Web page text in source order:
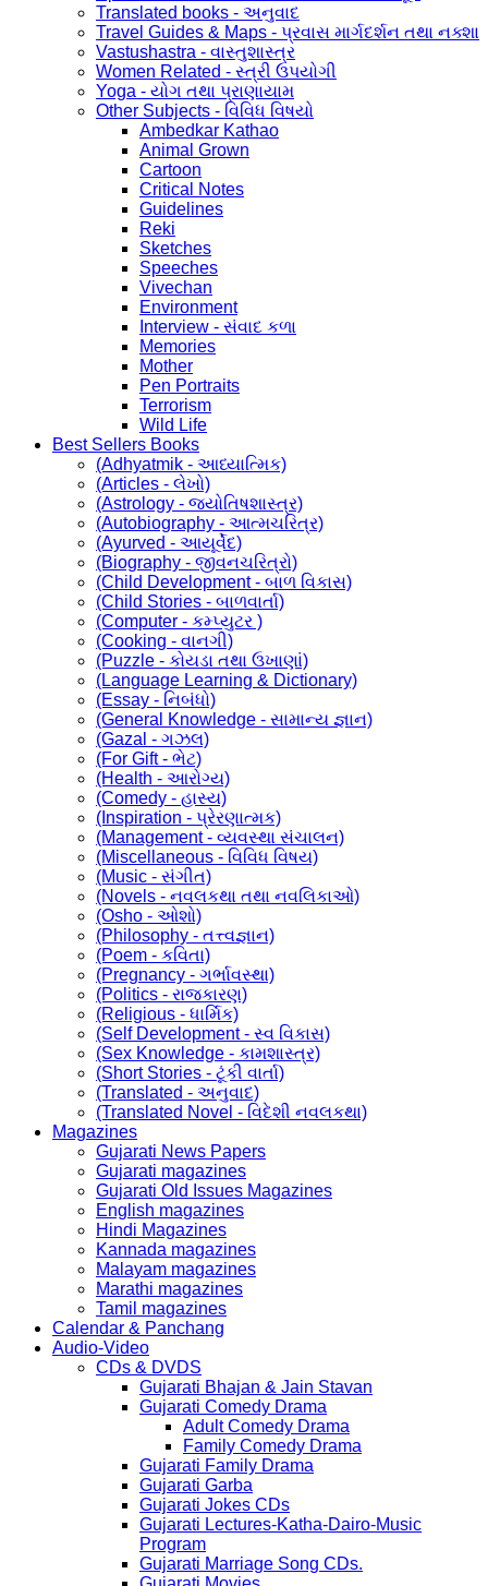
Translated books - અનુવાદ
Travel Guides & Maps - પ્રવાસ માર્ગદર્શન તથા નક્શા
Vastushastra - વાસ્તુશાસ્ત્ર
Women Related - સ્ત્રી ઉપયોગી
Yoga - યોગ તથા પ્રાણાયામ
Other Subjects - વિવિધ વિષયો
Ambedkar Kathao
Animal Grown
Cartoon
Critical Notes
Guidelines
Reki
Sketches
Speeches
Vivechan
Environment
Interview - સંવાદ કળા
Memories
Mother
Pen Portraits
Terrorism
Wild Life
Best Sellers Books
(Adhyatmik - આધ્યાત્મિક)
(Articles - લેખો)
(Astrology - જ્યોતિષશાસ્ત્ર)
(Autobiography - આત્મચરિત્ર)
(Ayurved - આયૂર્વેદ)
(Biography - જીવનચરિત્રો)
(Child Development - બાળ વિકાસ)
(Child Stories - બાળવાર્તા)
(Computer - કમ્પ્યુટર )
(Cooking - વાનગી)
(Puzzle - કોયડા તથા ઉખાણાં)
(Language Learning & Dictionary)
(Essay - નિબંધો)
(General Knowledge - સામાન્ય જ્ઞાન)
(Gazal - ગઝલ)
(For Gift - ભેટ)
(Health - આરોગ્ય)
(Comedy - હાસ્ય)
(Inspiration - પ્રેરણાત્મક)
(Management - વ્યવસ્થા સંચાલન)
(Miscellaneous - વિવિધ વિષય)
(Music - સંગીત)
(Novels - નવલકથા તથા નવલિકાઓ)
(Osho - ઓશો)
(Philosophy - તત્ત્વજ્ઞાન)
(Poem - કવિતા)
(Pregnancy - ગર્ભાવસ્થા)
(Politics - રાજકારણ)
(Religious - ધાર્મિક)
(Self Development - સ્વ વિકાસ)
(Sex Knowledge - કામશાસ્ત્ર)
(Short Stories - ટૂંકી વાર્તા)
(Translated - અનુવાદ)
(Translated Novel - વિદેશી નવલકથા)
Magazines
Gujarati News Papers
Gujarati magazines
Gujarati Old Issues Magazines
English magazines
Hindi Magazines
Kannada magazines
Malayam magazines
Marathi magazines
Tamil magazines
Calendar & Panchang
Audio-Video
CDs & DVDS
Gujarati Bhajan & Jain Stavan
Gujarati Comedy Drama
Adult Comedy Drama
Family Comedy Drama
Gujarati Family Drama
Gujarati Garba
Gujarati Jokes CDs
Gujarati Lectures-Katha-Dairo-Music
Program
Gujarati Marriage Song CDs.